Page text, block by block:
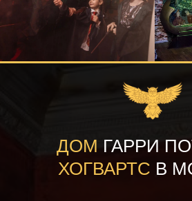
ДОМ ГАРРИ
ХОГВАРТС В